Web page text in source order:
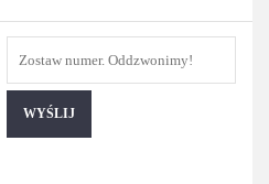
WYŚLIJ